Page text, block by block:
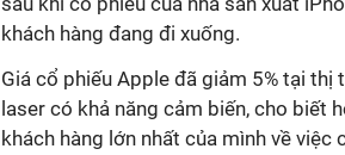
khách hàng đang đi xuống.
Giá cổ phiếu Apple đã giảm 5% tại
laser có khả năng cảm biến, cho biết
khách hàng lớn nhất của mình về